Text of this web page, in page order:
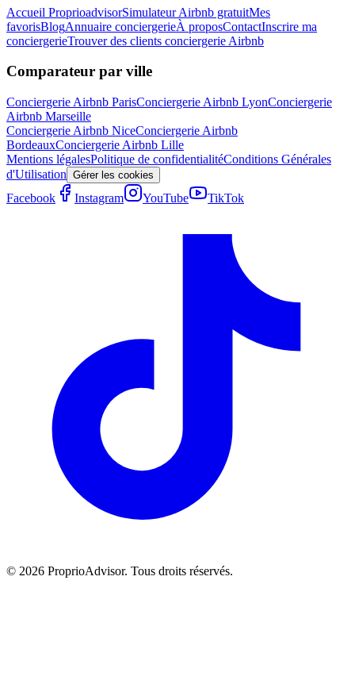
Accueil ProprioadvisorSimulateur Airbnb gratuitMes
favorisBlogAnnuaire conciergerieÀ proposContactInscrire ma
conciergerieTrouver des clients conciergerie Airbnb
Comparateur par ville
Conciergerie Airbnb ParisConciergerie Airbnb LyonConciergerie
Airbnb Marseille
Conciergerie Airbnb NiceConciergerie Airbnb
BordeauxConciergerie Airbnb Lille
Mentions légalesPolitique de confidentialitéConditions Générales
d'Utilisation Gérer les cookies
Facebook Instagram YouTube TikTok
© 2026 ProprioAdvisor. Tous droits réservés.